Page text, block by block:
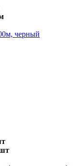
черный